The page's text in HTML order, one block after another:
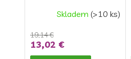
Skladem (>10 ks)
19,14 €
13,02 €